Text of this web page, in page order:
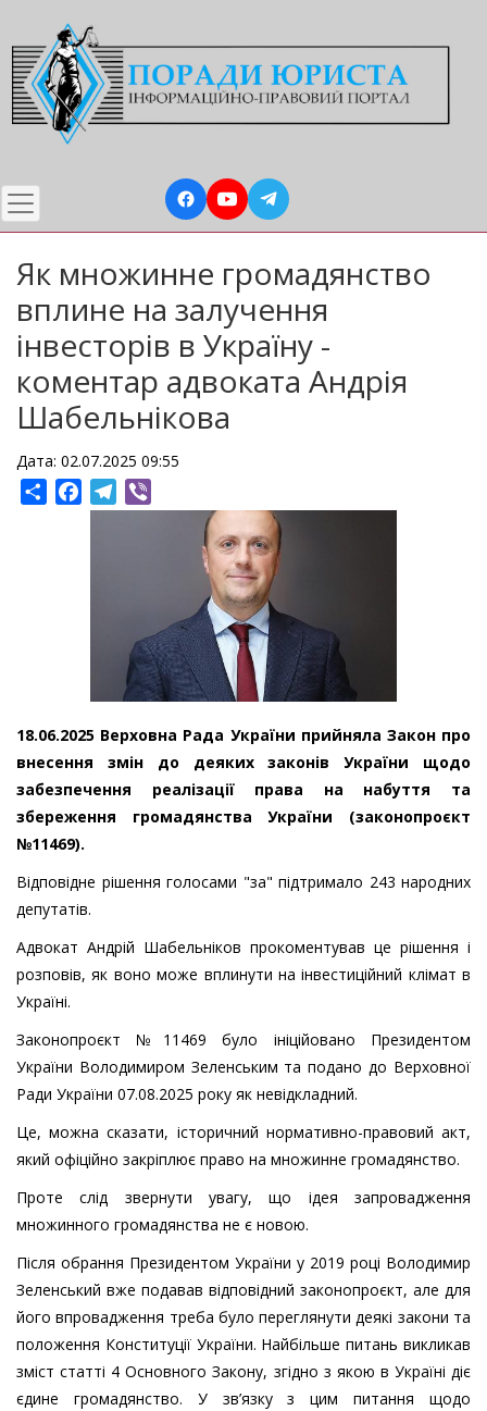
до
основного
вмісту
Як множинне громадянство
вплине на залучення
інвесторів в Україну -
коментар адвоката Андрія
Шабельнікова
Дата: 02.07.2025 09:55
ShareFacebookTelegram
18.06.2025 Верховна Рада України прийняла Закон про
внесення змін до деяких законів України щодо
забезпечення реалізації права на набуття та
збереження громадянства України (законопроєкт
№11469).
Відповідне рішення голосами "за" підтримало 243 народних
депутатів.
Адвокат Андрій Шабельніков прокоментував це рішення і
розповів, як воно може вплинути на інвестиційний клімат в
Україні.
Законопроєкт №11469 було ініційовано Президентом
України Володимиром Зеленським та подано до Верховної
Ради України 07.08.2025 року як невідкладний.
Це, можна сказати, історичний нормативно-правовий акт,
який офіційно закріплює право на множинне громадянство.
Проте слід звернути увагу, що ідея запровадження
множинного громадянства не є новою.
Після обрання Президентом України у 2019 році Володимир
Зеленський вже подавав відповідний законопроєкт, але для
його впровадження треба було переглянути деякі закони та
положення Конституції України. Найбільше питань викликав
зміст статті 4 Основного Закону, згідно з якою в Україні діє
єдине громадянство. У зв’язку з цим питання щодо